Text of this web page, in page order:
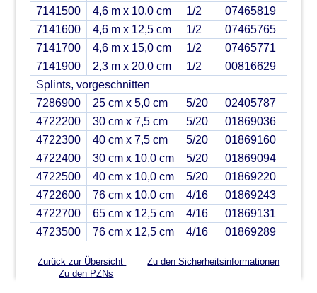
7141500
4,6 m x 10,0 cm 1/2
07465819
7141600
4,6 m x 12,5 cm 1/2
07465765
7141700
4,6 m x 15,0 cm 1/2
07465771
7141900
2,3 m x 20,0 cm 1/2
00816629
Splints, vorgeschnitten
7286900
25 cm x 5,0 cm 5/20
02405787
4722200
30 cm x 7,5 cm 5/20
01869036
4722300
40 cm x 7,5 cm 5/20
01869160
4722400
30 cm x 10,0 cm 5/20
01869094
4722500
40 cm x 10,0 cm 5/20
01869220
4722600
76 cm x 10,0 cm 4/16
01869243
4722700
65 cm x 12,5 cm 4/16
01869131
4723500
76 cm x 12,5 cm 4/16 01869289
Zurück zur Übersicht
Zu den Sicherheitsinformationen
Zu den PZNs